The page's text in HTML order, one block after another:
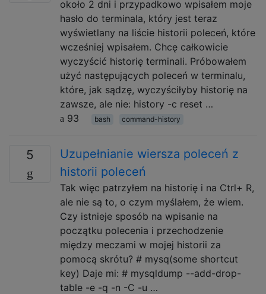
około 2 dni i przypadkowo wpisałem moje
hasło do terminala, który jest teraz
wyświetlany na liście historii poleceń, które
wcześniej wpisałem. Chcę całkowicie
wyczyścić historię terminali. Próbowałem
użyć następujących poleceń w terminalu,
które, jak sądzę, wyczyściłyby historię na
zawsze, ale nie: history -c reset …
93
bash command-history
5
Uzupełnianie wiersza poleceń z
historii poleceń
Tak więc patrzyłem na historię i na Ctrl+ R,
ale nie są to, o czym myślałem, że wiem.
Czy istnieje sposób na wpisanie na
początku polecenia i przechodzenie
między meczami w mojej historii za
pomocą skrótu? # mysq(some shortcut
key) Daje mi: # mysqldump --add-drop-
table -e -q -n -C -u …